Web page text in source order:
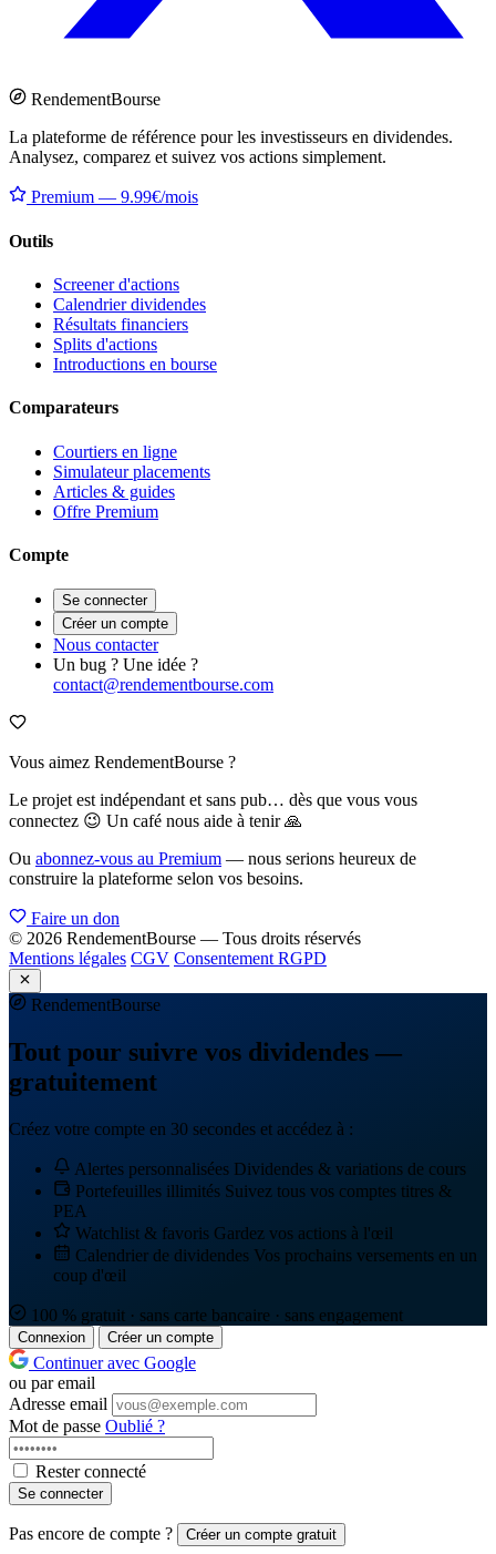
RendementBourse
La plateforme de référence pour les investisseurs en dividendes.
Analysez, comparez et suivez vos actions simplement.
Premium — 9.99€/mois
Outils
Screener d'actions
Calendrier dividendes
Résultats financiers
Splits d'actions
Introductions en bourse
Comparateurs
Courtiers en ligne
Simulateur placements
Articles & guides
Offre Premium
Compte
Se connecter
Créer un compte
Nous contacter
Un bug ? Une idée ?
contact@rendementbourse.com
Vous aimez RendementBourse ?
Le projet est indépendant et sans pub… dès que vous vous
connectez 😉 Un café nous aide à tenir 🙏
Ou abonnez-vous au Premium — nous serions heureux de
construire la plateforme selon vos besoins.
Faire un don
© 2026 RendementBourse — Tous droits réservés
Mentions légales CGV Consentement RGPD
RendementBourse
Tout pour suivre vos dividendes —
gratuitement
Créez votre compte en 30 secondes et accédez à :
Alertes personnalisées Dividendes & variations de cours
Portefeuilles illimités Suivez tous vos comptes titres &
PEA
Watchlist & favoris Gardez vos actions à l'œil
Calendrier de dividendes Vos prochains versements en un
coup d'œil
100 % gratuit · sans carte bancaire · sans engagement
Connexion Créer un compte
Continuer avec Google
ou par email
Adresse email
Mot de passe Oublié ?
Rester connecté
Se connecter
Pas encore de compte ? Créer un compte gratuit